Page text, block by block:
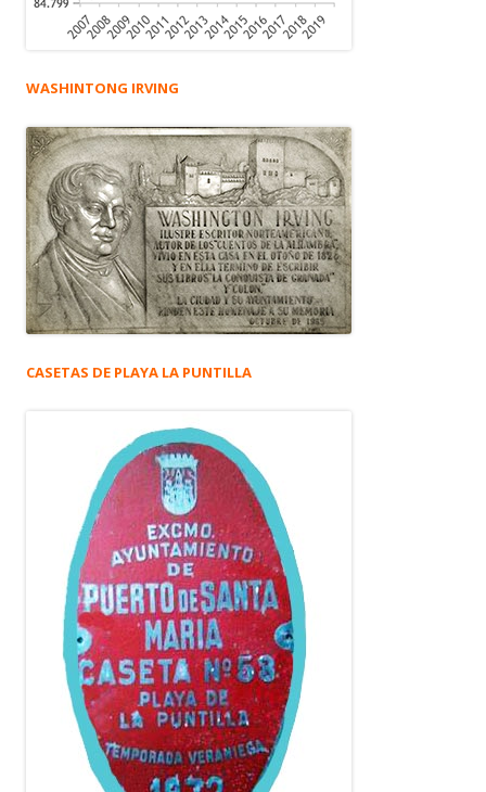
WASHINTONG IRVING
CASETAS DE PLAYA LA PUNTILLA